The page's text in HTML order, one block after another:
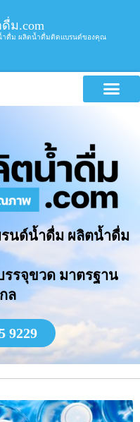
ม.com
ำดื่ม ผลิตน้ำดื่มติดแบรนด์ของคุณ
นด์น้ำดื่ม ผลิตน้ำดื่ม
รจุขวด มาตรฐาน
ล
9229